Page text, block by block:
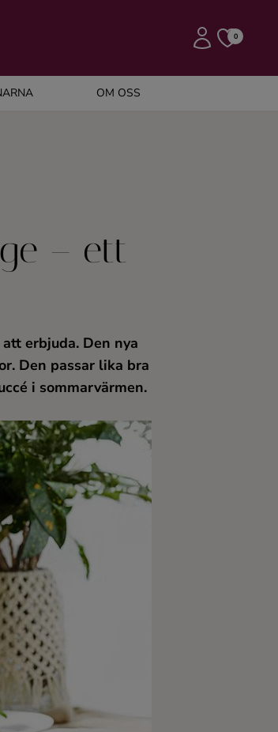
0
OM OSS
– ett
erbjuda. Den nya
Den passar lika bra
i sommarvärmen.